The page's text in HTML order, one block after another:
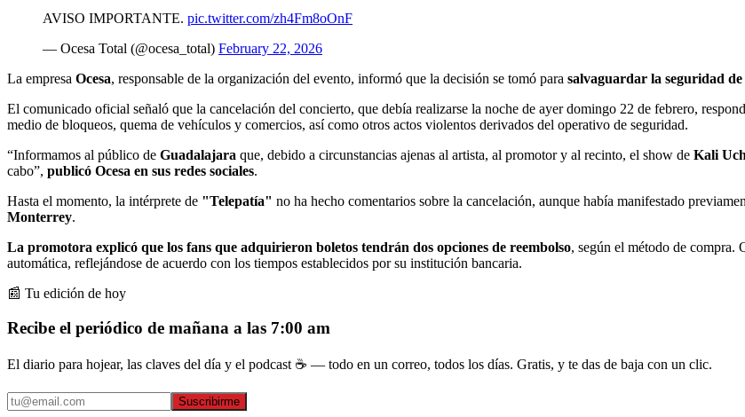
AVISO IMPORTANTE. pic.twitter.com/zh4Fm8oOnF
— Ocesa Total (@ocesa_total) February 22, 2026
La empresa Ocesa, responsable de la organización del evento, informó que la decisión se tomó para salvaguardar la seguridad
El comunicado oficial señaló que la cancelación del concierto, que debía realizarse la noche de ayer domingo 22 de febrero,
medio de bloqueos, quema de vehículos y comercios, así como otros actos violentos derivados del operativo de seguridad.
“Informamos al público de Guadalajara que, debido a circunstancias ajenas al artista, al promotor y al recinto, el show de Kali
cabo”, publicó Ocesa en sus redes sociales.
Hasta el momento, la intérprete de "Telepatía" no ha hecho comentarios sobre la cancelación, aunque había manifestado
Monterrey.
La promotora explicó que los fans que adquirieron boletos tendrán dos opciones de reembolso, según el método de compra.
automática, reflejándose de acuerdo con los tiempos establecidos por su institución bancaria.
📰 Tu edición de hoy
Recibe el periódico de mañana a las 7:00 am
El diario para hojear, las claves del día y el podcast ☕ — todo en un correo, todos los días. Gratis, y te das de baja con un clic.
Suscribirme